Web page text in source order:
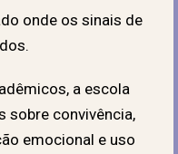
onde os sinais de
a escola
sobre convivência,
emocional e uso